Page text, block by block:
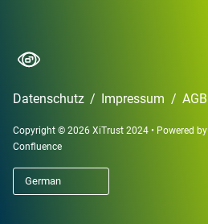
Datenschutz / Impressum / AGB
Copyright © 2026 XiTrust 2024 • Powered by
Confluence
German